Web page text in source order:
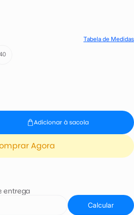
Tabela de Medidas
Adicionar à sacola
Agora
entrega
Calcular